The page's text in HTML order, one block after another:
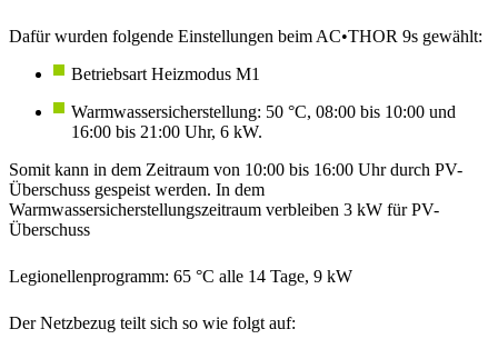
Dafür wurden folgende Einstellungen beim AC•THOR 9s gewählt:
Betriebsart Heizmodus M1
Warmwassersicherstellung: 50 °C, 08:00 bis 10:00 und
16:00 bis 21:00 Uhr, 6 kW.
Somit kann in dem Zeitraum von 10:00 bis 16:00 Uhr durch PV-
Überschuss gespeist werden. In dem
Warmwassersicherstellungszeitraum verbleiben 3 kW für PV-
Überschuss
Legionellenprogramm: 65 °C alle 14 Tage, 9 kW
Der Netzbezug teilt sich so wie folgt auf: